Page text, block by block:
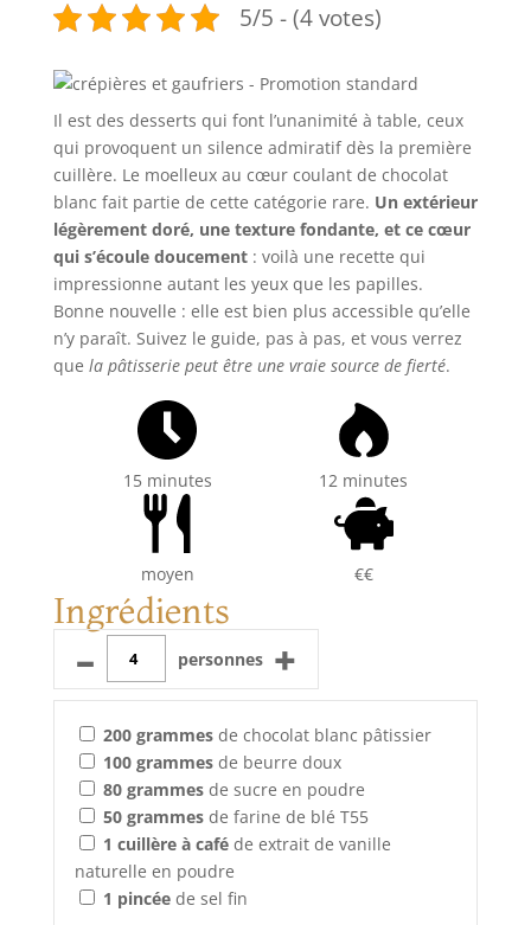
5/5 - (4 votes)
Il est des desserts qui font l’unanimité à table, ceux
qui provoquent un silence admiratif dès la première
cuillère. Le moelleux au cœur coulant de chocolat
blanc fait partie de cette catégorie rare. Un extérieur
légèrement doré, une texture fondante, et ce cœur
qui s’écoule doucement: voilà une recette qui
impressionne autant les yeux que les papilles.
Bonne nouvelle : elle est bien plus accessible qu’elle
n’y paraît. Suivez le guide, pas à pas, et vous verrez
que la pâtisserie peut être une vraie source de fierté.
15 minutes 12 minutes
moyen €€
Ingrédients
– personnes +
200 grammesde chocolat blanc pâtissier
100 grammesde beurre doux
80 grammesde sucre en poudre
50 grammesde farine de blé T55
1 cuillère à caféde extrait de vanille
naturelle en poudre
1 pincéede sel fin